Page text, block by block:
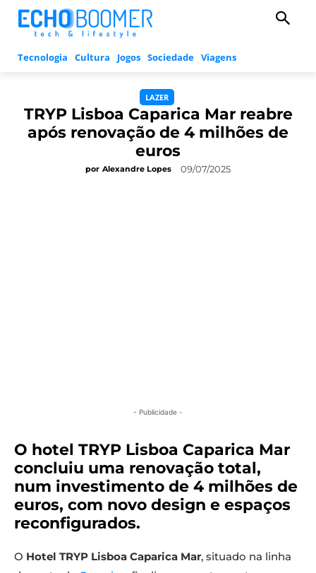
Tecnologia Cultura Jogos Sociedade Viagens
LAZER
TRYP Lisboa Caparica Mar reabre
após renovação de 4 milhões de
euros
por Alexandre Lopes 09/07/2025
- Publicidade -
O hotel TRYP Lisboa Caparica Mar
concluiu uma renovação total,
num investimento de 4 milhões de
euros, com novo design e espaços
reconfigurados.
O Hotel TRYP Lisboa Caparica Mar, situado na linha